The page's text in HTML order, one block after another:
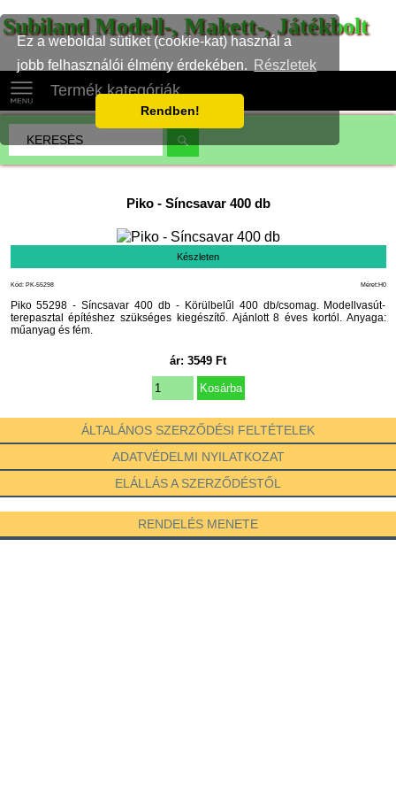
Ez a weboldal sütiket (cookie-kat) használ a
jobb felhasználói élmény érdekében.
Részletek
Rendben!
Subiland Modell-, Makett-, Játékbolt
Termék kategóriák
Piko- Síncsavar 400 db
Készleten
Méret:H0
Kód: PK-55298
Piko 55298 - Síncsavar 400 db - Körülbelűl 400 db/csomag. Modellvasút-
terepasztal építéshez szükséges kiegészítő. Ajánlott 8 éves kortól. Anyaga:
műanyag és fém.
ár: 3549 Ft
ÁLTALÁNOS SZERZŐDÉSI FELTÉTELEK
ADATVÉDELMI NYILATKOZAT
ELÁLLÁS A SZERZŐDÉSTŐL
RENDELÉS MENETE